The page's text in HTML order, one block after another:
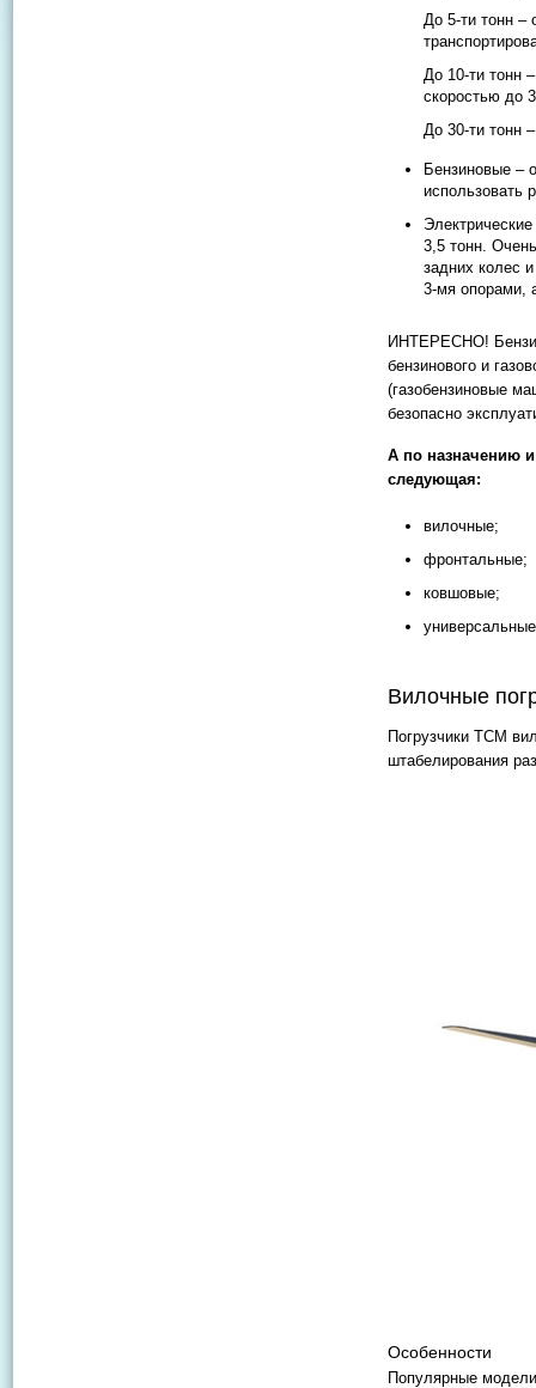
До 5-ти тонн –
До 10-ти тонн
скоростью до
До 30-ти тонн
Бензиновые –
использовать
3,5 тонн.
задних колес
3-мя опорами,
ИНТЕРЕСНО!
бензинового и
(газобензиновые
безопасно
А по назначению
следующая:
вилочные;
фронтальные;
ковшовые;
Вилочные
Погрузчики ТСМ
штабелирования
Особенности
Популярные